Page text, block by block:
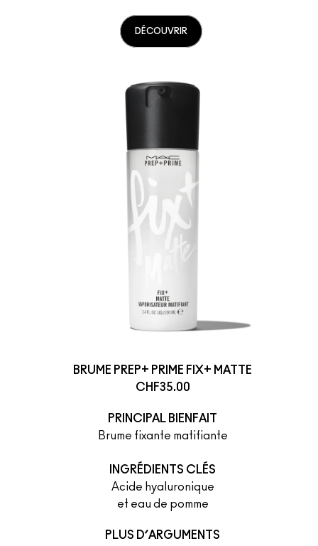
DÉCOUVRIR
BRUME PREP+ PRIME FIX+ MATTE
CHF35.00
PRINCIPAL BIENFAIT
Brume fixante matifiante
INGRÉDIENTS CLÉS
Acide hyaluronique
et eau de pomme
PLUS D’ARGUMENTS